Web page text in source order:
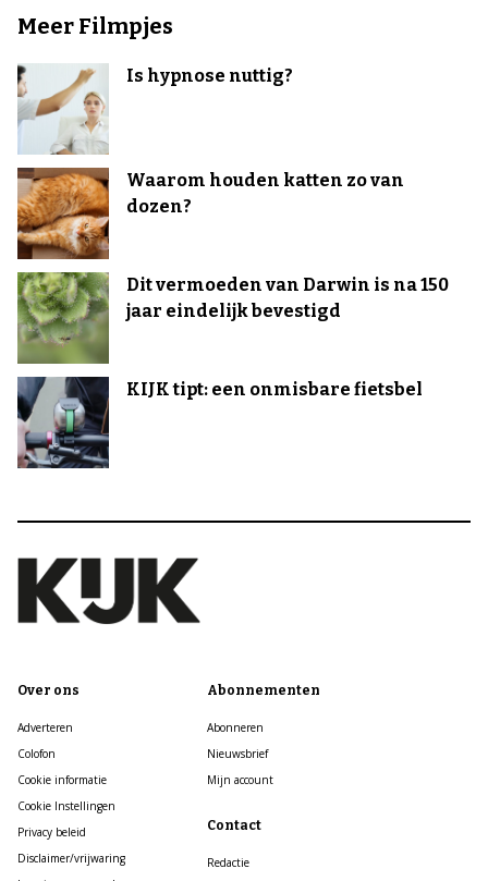
Meer Filmpjes
Is hypnose nuttig?
Waarom houden katten zo van
dozen?
Dit vermoeden van Darwin is na 150
jaar eindelijk bevestigd
KIJK tipt: een onmisbare fietsbel
Over ons
Adverteren
Colofon
Cookie informatie
Cookie Instellingen
Privacy beleid
Disclaimer/vrijwaring
Abonnementen
Abonneren
Nieuwsbrief
Mijn account
Contact
Redactie